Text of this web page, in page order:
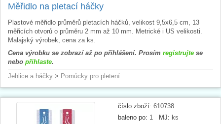
Měřidlo na pletací háčky
Plastové měřidlo průměrů pletacích háčků, velikost 9,5x6,5 cm, 13
měřicích otvorů o průměru 2 mm až 10 mm. Metrické i US velikosti.
Malajský výrobek, cena za ks.
Cena výrobku se zobrazí až po přihlášení. Prosím registrujte se
nebo přihlaste.
Jehlice a háčky > Pomůcky pro pletení
číslo zboží: 610738
baleno po: 1 MJ: ks